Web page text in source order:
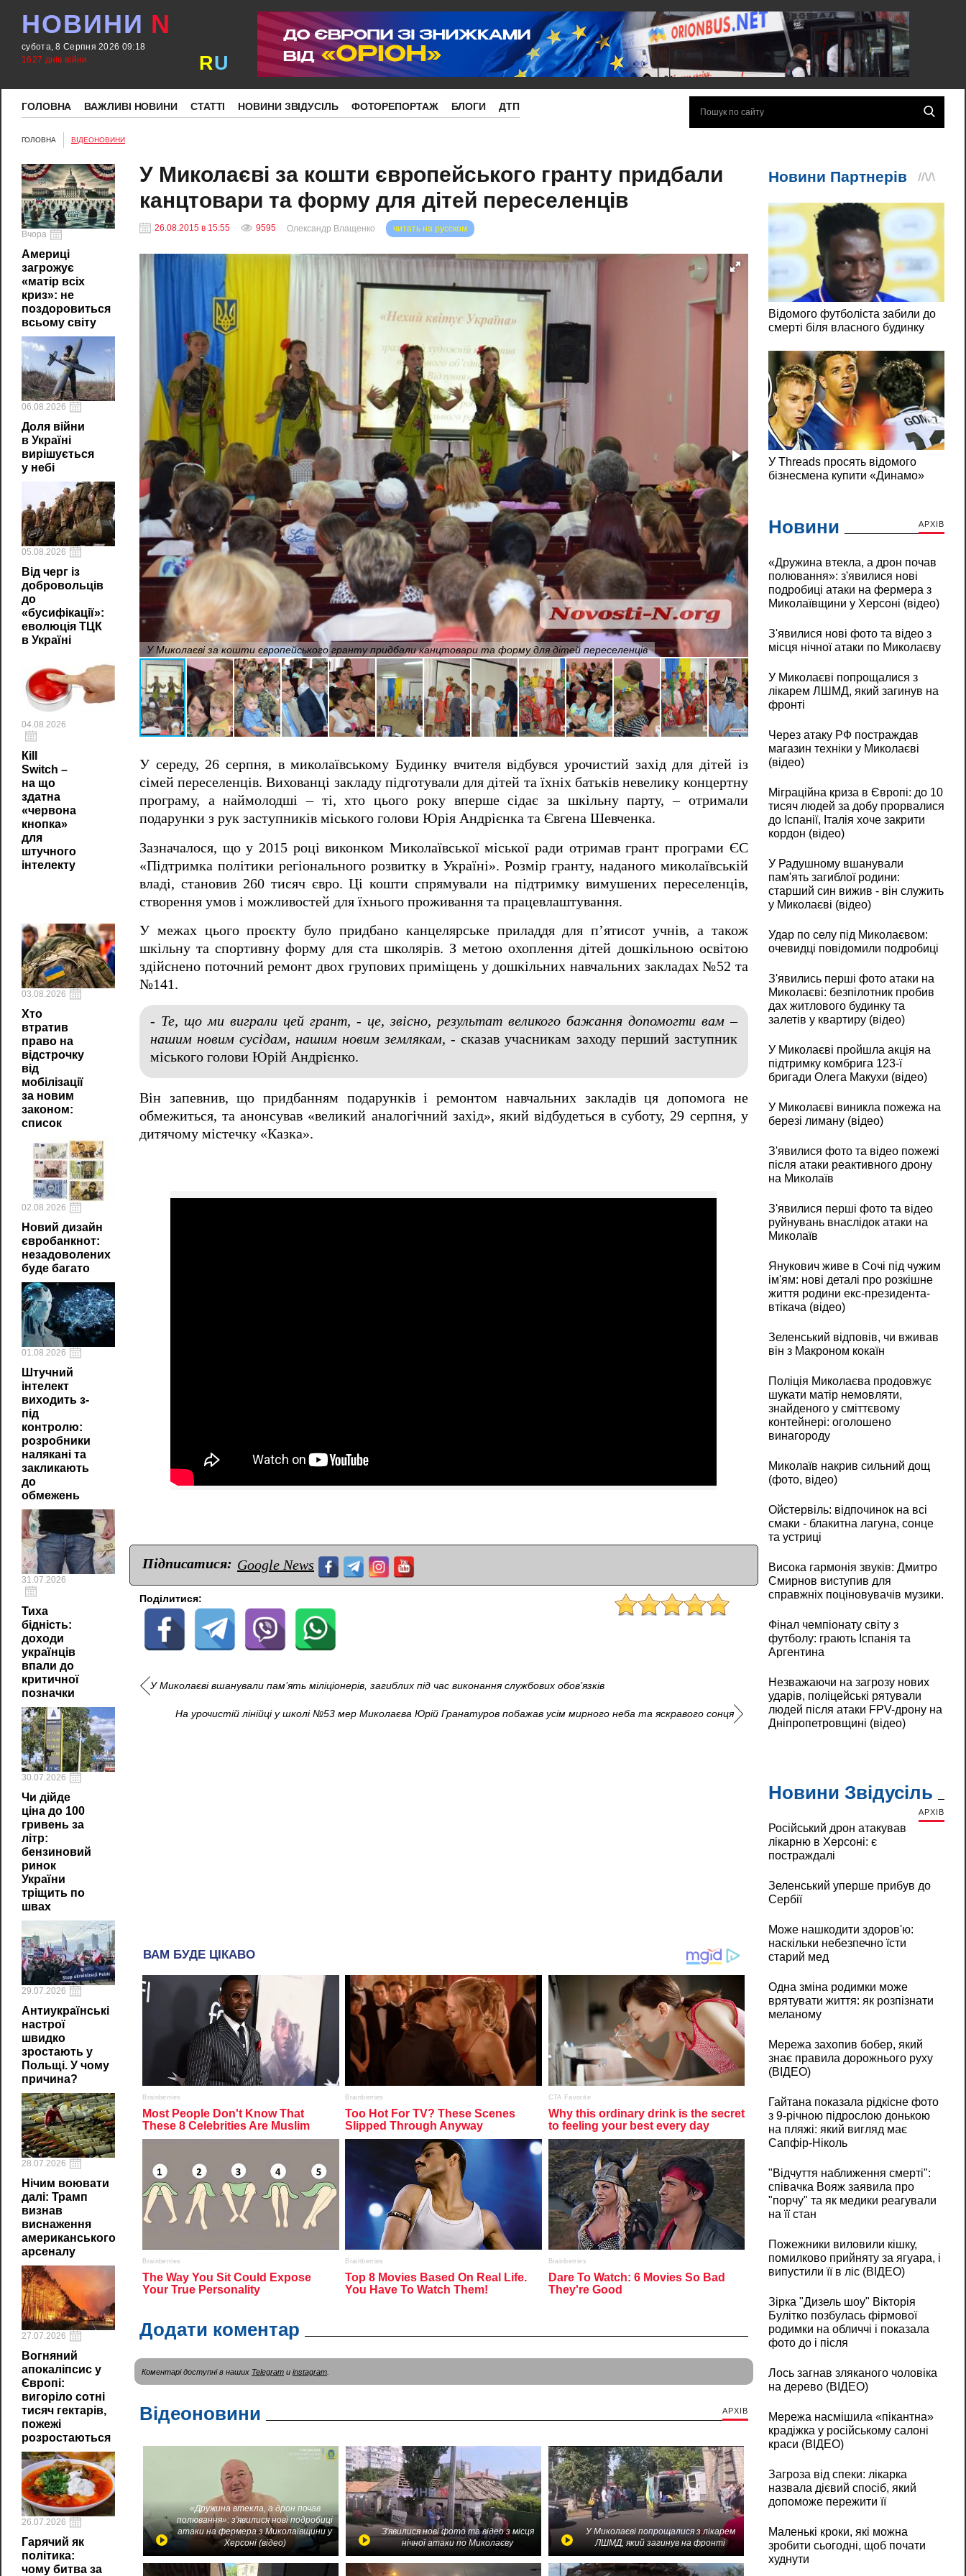
НОВИНИ N
субота, 8 Серпня 2026 09:18
1627 днів війни
RU
ГОЛОВНА ВАЖЛИВІ НОВИНИ СТАТТІ НОВИНИ ЗВІДУСІЛЬ ФОТОРЕПОРТАЖ БЛОГИ ДТП
ГОЛОВНА ВІДЕОНОВИНИ
Вчора
Америці
загрожує
«матір всіх
криз»: не
поздоровиться
всьому світу
06.08.2026
Доля війни
в Україні
вирішується
у небі
05.08.2026
Від черг із
добровольців
до
«бусифікації»:
еволюція ТЦК
в Україні
04.08.2026
Кill
Switch –
на що
здатна
«червона
кнопка»
для
штучного
інтелекту
03.08.2026
Хто
втратив
право на
відстрочку
від
мобілізації
за новим
законом:
список
02.08.2026
Новий дизайн
євробанкнот:
незадоволених
буде багато
01.08.2026
Штучний
інтелект
виходить з-
під
контролю:
розробники
налякані та
закликають
до
обмежень
31.07.2026
Тиха
бідність:
доходи
українців
впали до
критичної
позначки
30.07.2026
Чи дійде
ціна до 100
гривень за
літр:
бензиновий
ринок
України
тріщить по
швах
29.07.2026
Антиукраїнські
настрої
швидко
зростають у
Польщі. У чому
причина?
28.07.2026
Нічим воювати
далі: Трамп
визнав
виснаження
американського
арсеналу
27.07.2026
Вогняний
апокаліпсис у
Європі:
вигоріло сотні
тисяч гектарів,
пожежі
розростаються
26.07.2026
Гарячий як
політика:
чому битва за
У Миколаєві за кошти європейського гранту придбали
канцтовари та форму для дітей переселенців
26.08.2015 в 15:55 9595 читать на русском
Олександр Влащенко
У Миколаєві за кошти європейського гранту придбали канцтовари та форму для дітей переселенців У Миколаєві за кошти європейського
У середу, 26 серпня, в миколаївському Будинку вчителя відбувся урочистий захід для дітей із
сімей переселенців. Вихованці закладу підготували для дітей та їхніх батьків невелику концертну
програму, а наймолодші – ті, хто цього року вперше сідає за шкільну парту, – отримали
подарунки з рук заступників міського голови Юрія Андрієнка та Євгена Шевченка.
Зазначалося, що у 2015 році виконком Миколаївської міської ради отримав грант програми ЄС
«Підтримка політики регіонального розвитку в Україні». Розмір гранту, наданого миколаївській
владі, становив 260 тисяч євро. Ці кошти спрямували на підтримку вимушених переселенців,
створення умов і можливостей для їхнього проживання та працевлаштування.
У межах цього проєкту було придбано канцелярське приладдя для п’ятисот учнів, а також
шкільну та спортивну форму для ста школярів. З метою охоплення дітей дошкільною освітою
здійснено поточний ремонт двох групових приміщень у дошкільних навчальних закладах №52 та
№141.
- Те, що ми виграли цей грант, - це, звісно, результат великого бажання допомогти вам –
нашим новим сусідам, нашим новим землякам, - сказав учасникам заходу перший заступник
міського голови Юрій Андрієнко.
Він запевнив, що придбанням подарунків і ремонтом навчальних закладів ця допомога не
обмежиться, та анонсував «великий аналогічний захід», який відбудеться в суботу, 29 серпня, у
дитячому містечку «Казка».
Підписатися: Google News
Поділитися:
У Миколаєві вшанували пам’ять міліціонерів, загиблих під час виконання службових обов’язків
На урочистій лінійці у школі №53 мер Миколаєва Юрій Гранатуров побажав усім мирного неба та яскравого сонця
Додати коментар
Коментарі доступні в наших Telegram и instagram
Відеоновини АРХІВ
«Дружина втекла, а дрон почав
полювання»: з'явилися нові подробиці
атаки на фермера з Миколаївщини у
Херсоні (відео)
З'явилися нові фото та відео з місця
нічної атаки по Миколаєву
У Миколаєві попрощалися з лікарем
ЛШМД, який загинув на фронті
Новини АРХІВ
«Дружина втекла, а дрон почав
полювання»: з'явилися нові
подробиці атаки на фермера з
Миколаївщини у Херсоні (відео)
З'явилися нові фото та відео з
місця нічної атаки по Миколаєву
У Миколаєві попрощалися з
лікарем ЛШМД, який загинув на
фронті
Через атаку РФ постраждав
магазин техніки у Миколаєві
(відео)
Міграційна криза в Європі: до 10
тисяч людей за добу прорвалися
до Іспанії, Італія хоче закрити
кордон (відео)
У Радушному вшанували
пам'ять загиблої родини:
старший син вижив - він служить
у Миколаєві (відео)
Удар по селу під Миколаєвом:
очевидці повідомили подробиці
З'явились перші фото атаки на
Миколаєві: безпілотник пробив
дах житлового будинку та
залетів у квартиру (відео)
У Миколаєві пройшла акція на
підтримку комбрига 123-ї
бригади Олега Макухи (відео)
У Миколаєві виникла пожежа на
березі лиману (відео)
З'явилися фото та відео пожежі
після атаки реактивного дрону
на Миколаїв
З'явилися перші фото та відео
руйнувань внаслідок атаки на
Миколаїв
Янукович живе в Сочі під чужим
ім'ям: нові деталі про розкішне
життя родини екс-президента-
втікача (відео)
Зеленський відповів, чи вживав
він з Макроном кокаїн
Поліція Миколаєва продовжує
шукати матір немовляти,
знайденого у сміттєвому
контейнері: оголошено
винагороду
Миколаїв накрив сильний дощ
(фото, відео)
Ойстервіль: відпочинок на всі
смаки - блакитна лагуна, сонце
та устриці
Висока гармонія звуків: Дмитро
Смирнов виступив для
справжніх поціновувачів музики.
Фінал чемпіонату світу з
футболу: грають Іспанія та
Аргентина
Незважаючи на загрозу нових
ударів, поліцейські рятували
людей після атаки FPV-дрону на
Дніпропетровщині (відео)
Новини Звідусіль
АРХІВ
Російський дрон атакував
лікарню в Херсоні: є
постраждалі
Зеленський уперше прибув до
Сербії
Може нашкодити здоров'ю:
наскільки небезпечно їсти
старий мед
Одна зміна родимки може
врятувати життя: як розпізнати
меланому
Мережа захопив бобер, який
знає правила дорожнього руху
(ВІДЕО)
Гайтана показала рідкісне фото
з 9-річною підрослою донькою
на пляжі: який вигляд має
Сапфір-Ніколь
"Відчуття наближення смерті":
співачка Вояж заявила про
"порчу" та як медики реагували
на її стан
Пожежники виловили кішку,
помилково прийняту за ягуара, і
випустили її в ліс (ВІДЕО)
Зірка "Дизель шоу" Вікторія
Булітко позбулась фірмової
родимки на обличчі і показала
фото до і після
Лось загнав зляканого чоловіка
на дерево (ВІДЕО)
Мережа насмішила «пікантна»
крадіжка у російському салоні
краси (ВІДЕО)
Загроза від спеки: лікарка
назвала дієвий спосіб, який
допоможе пережити її
Маленькі кроки, які можна
зробити сьогодні, щоб почати
худнути